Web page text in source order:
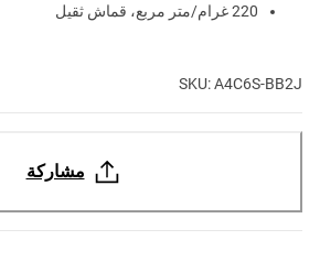
220 غرام/متر مربع، قماش ثقيل
SKU: A4C6S-BB2J
مشاركة